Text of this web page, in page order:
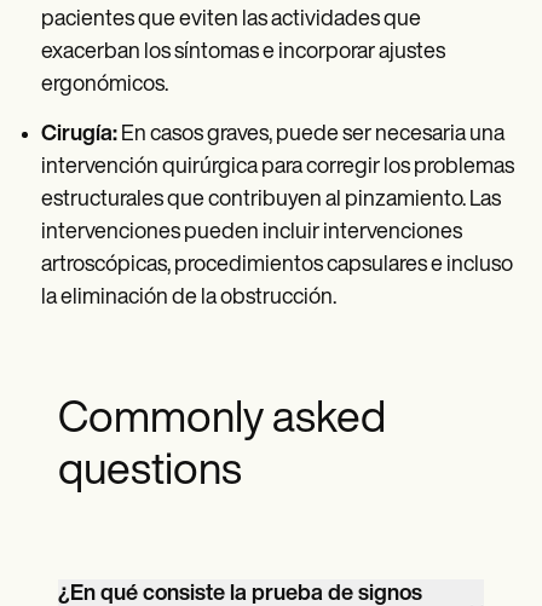
pacientes que eviten las actividades que
exacerban los síntomas e incorporar ajustes
ergonómicos.
Cirugía: En casos graves, puede ser necesaria una
intervención quirúrgica para corregir los problemas
estructurales que contribuyen al pinzamiento. Las
intervenciones pueden incluir intervenciones
artroscópicas, procedimientos capsulares e incluso
la eliminación de la obstrucción.
Commonly asked
questions
¿En qué consiste la prueba de signos